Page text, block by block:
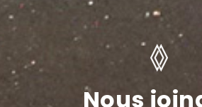
Nous